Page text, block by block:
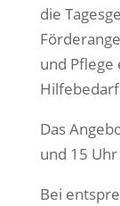
die
und
Das
und 15
Bei